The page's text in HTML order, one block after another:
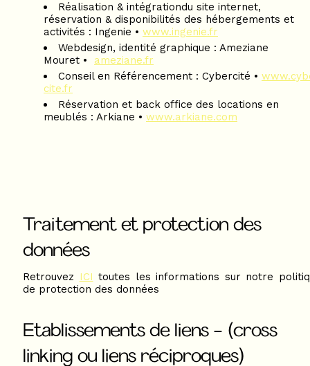
Réalisation & intégrationdu site internet,
réservation & disponibilités des hébergements et
activités : Ingenie • ​ www.ingenie.fr
Webdesign, identité graphique : Ameziane
Mouret • ameziane.fr
Conseil en Référencement : Cybercité • ​
cite.fr
Réservation et back office des locations en
meublés : Arkiane • ​ www.arkiane.com
Traitement et protection des
données
Retrouvez ICI toutes les informations sur notre
de protection des données
Etablissements de liens - (cross
linking ou liens réciproques)